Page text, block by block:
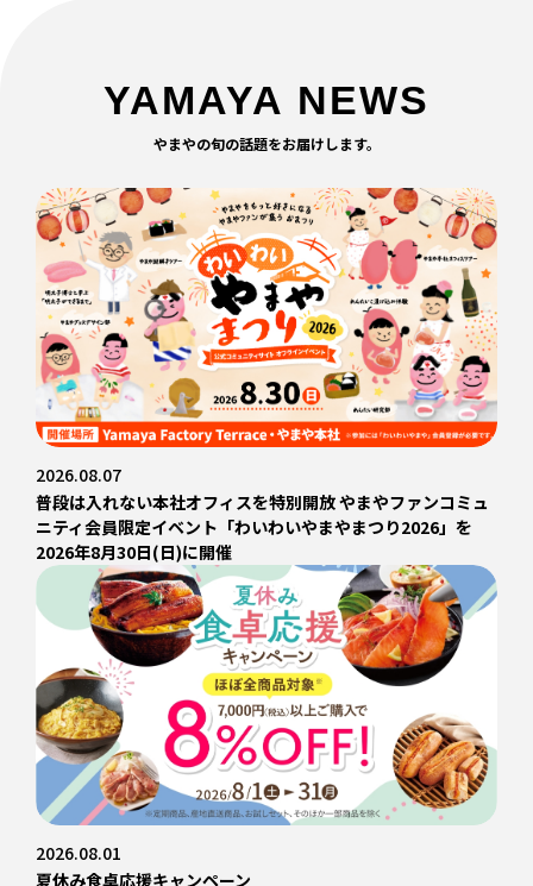
YAMAYA NEWS
やまやの旬の話題をお届けします。
2026.08.07
普段は入れない本社オフィスを特別開放 やまやファンコミュ
ニティ会員限定イベント「わいわいやまやまつり2026」を
2026年8月30日(日)に開催
2026.08.01
夏休み食卓応援キャンペーン